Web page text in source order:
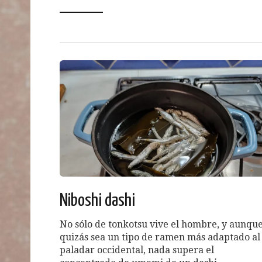
Niboshi dashi
No sólo de tonkotsu vive el hombre, y
quizás sea un tipo de ramen más adaptado al
paladar occidental, nada supera el